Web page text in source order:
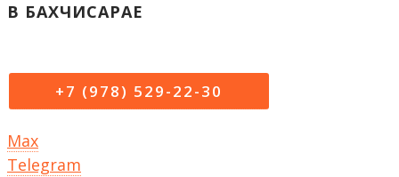
В БАХЧИСАРАЕ
+7 (978) 529-22-30
Max
Telegram